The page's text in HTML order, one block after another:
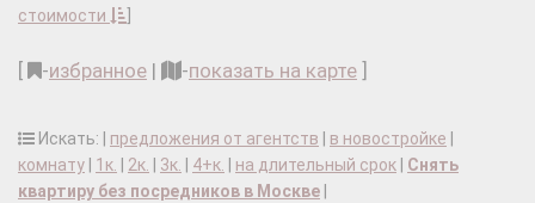
стоимости
-избранное | -показать на карте
Искать: | предложения от агентств в новостройке
комнату
1к. 2к. 3к. 4+к. на длительный срок
Снять
квартиру без посредников в Москве